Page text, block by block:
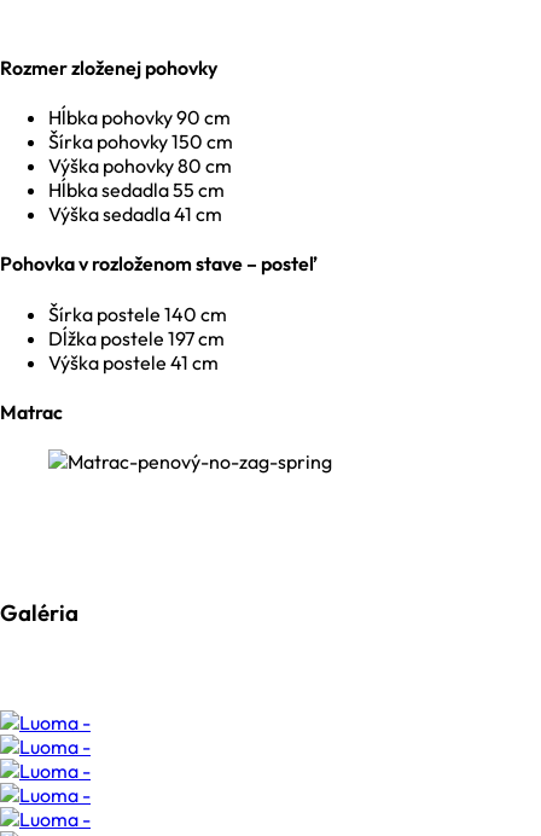
Rozmer zloženej pohovky
Hĺbka pohovky 90 cm
Šírka pohovky 150 cm
Výška pohovky 80 cm
Hĺbka sedadla 55 cm
Výška sedadla 41 cm
Pohovka v rozloženom stave – posteľ
Šírka postele 140 cm
Dĺžka postele 197 cm
Výška postele 41 cm
Matrac
Galéria